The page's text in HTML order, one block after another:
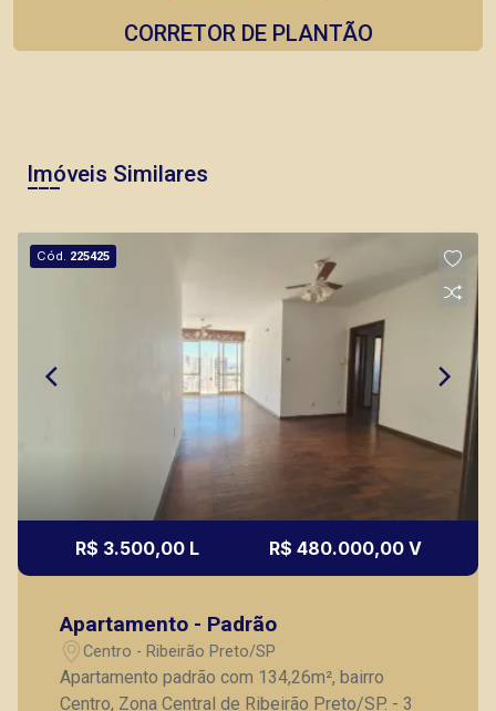
CORRETOR DE PLANTÃO
(16) 99137-0754
CORRETOR DE PLANTÃO
Fabiana Gonçalves
CRECI 293.460 - Venda
CORRETOR DE PLANTÃO
Imóveis Similares
Cód. 225425
R$ 3.500,00 L R$ 480.000,00 V
Apartamento - Padrão
Centro - Ribeirão Preto/SP
Apartamento padrão com 134,26m², bairro
Centro, Zona Central de Ribeirão Preto/SP. - 3